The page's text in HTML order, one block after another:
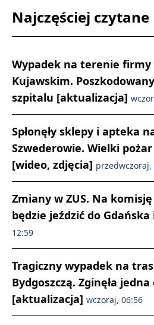
Najczęściej czytane
Wypadek na terenie firmy
Kujawskim.
szpitalu [aktualizacja]
Spłonęły sklepy i apteka
Szwederowie. Wielki
[wideo, zdjęcia] przedwczoraj,
Zmiany w ZUS. Na
będzie jeździć do Gdańska
12:59
Tragiczny wypadek na
Bydgoszczą. Zginęła jedna
[aktualizacja] wczoraj, 06:56